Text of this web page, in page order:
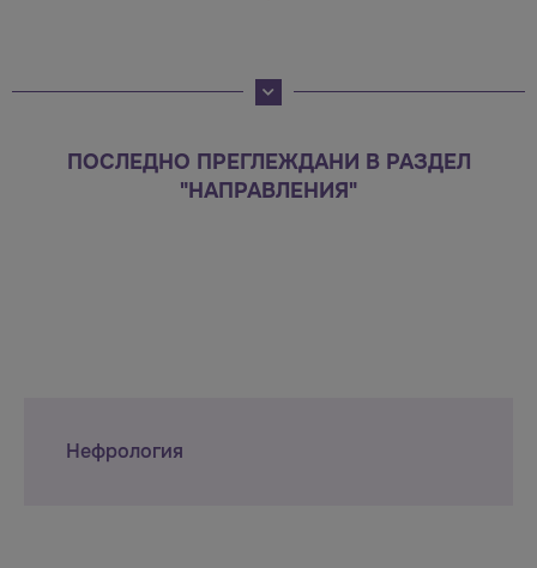
ПОСЛЕДНО ПРЕГЛЕЖДАНИ В РАЗДЕЛ
"НАПРАВЛЕНИЯ"
Нефрология